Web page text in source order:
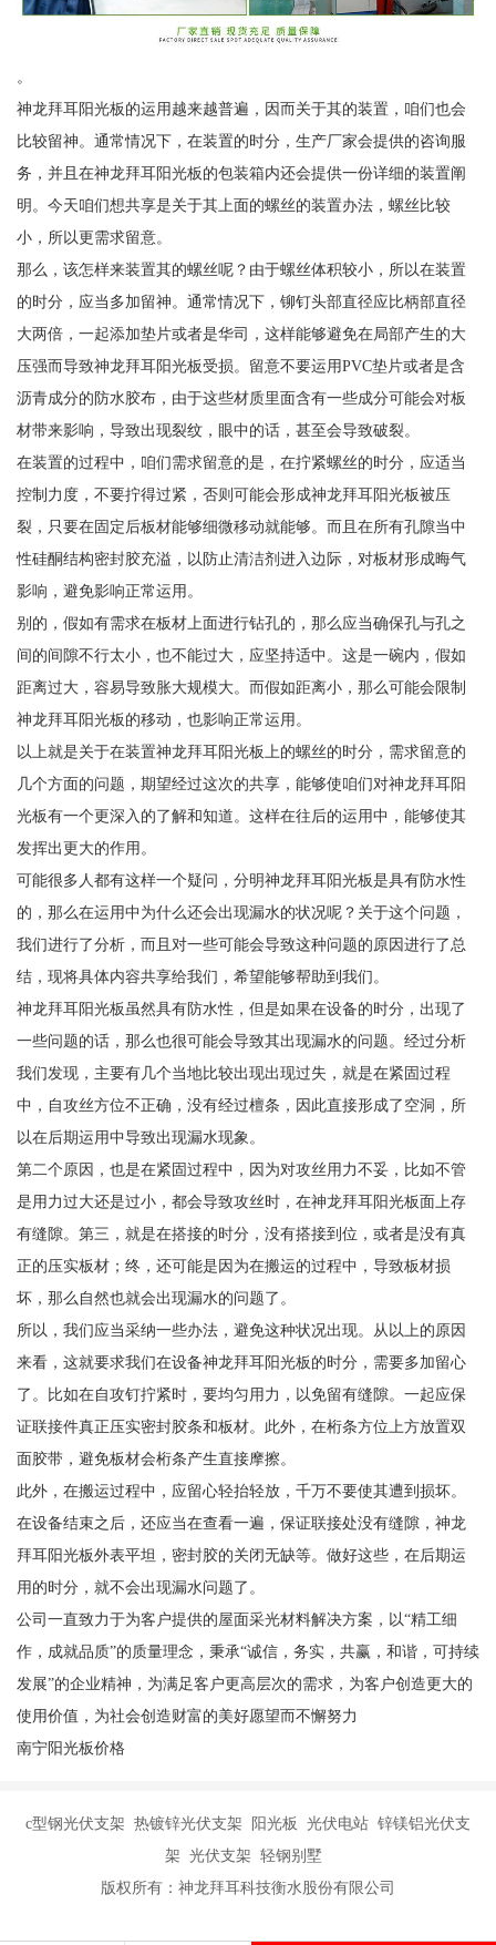
。
神龙拜耳阳光板的运用越来越普遍，因而关于其的装置，咱们也会
比较留神。通常情况下，在装置的时分，生产厂家会提供的咨询服
务，并且在神龙拜耳阳光板的包装箱内还会提供一份详细的装置阐
明。今天咱们想共享是关于其上面的螺丝的装置办法，螺丝比较
小，所以更需求留意。
那么，该怎样来装置其的螺丝呢？由于螺丝体积较小，所以在装置
的时分，应当多加留神。通常情况下，铆钉头部直径应比柄部直径
大两倍，一起添加垫片或者是华司，这样能够避免在局部产生的大
压强而导致神龙拜耳阳光板受损。留意不要运用PVC垫片或者是含
沥青成分的防水胶布，由于这些材质里面含有一些成分可能会对板
材带来影响，导致出现裂纹，眼中的话，甚至会导致破裂。
在装置的过程中，咱们需求留意的是，在拧紧螺丝的时分，应适当
控制力度，不要拧得过紧，否则可能会形成神龙拜耳阳光板被压
裂，只要在固定后板材能够细微移动就能够。而且在所有孔隙当中
性硅酮结构密封胶充溢，以防止清洁剂进入边际，对板材形成晦气
影响，避免影响正常运用。
别的，假如有需求在板材上面进行钻孔的，那么应当确保孔与孔之
间的间隙不行太小，也不能过大，应坚持适中。这是一碗内，假如
距离过大，容易导致胀大规模大。而假如距离小，那么可能会限制
神龙拜耳阳光板的移动，也影响正常运用。
以上就是关于在装置神龙拜耳阳光板上的螺丝的时分，需求留意的
几个方面的问题，期望经过这次的共享，能够使咱们对神龙拜耳阳
光板有一个更深入的了解和知道。这样在往后的运用中，能够使其
发挥出更大的作用。
可能很多人都有这样一个疑问，分明神龙拜耳阳光板是具有防水性
的，那么在运用中为什么还会出现漏水的状况呢？关于这个问题，
我们进行了分析，而且对一些可能会导致这种问题的原因进行了总
结，现将具体内容共享给我们，希望能够帮助到我们。
神龙拜耳阳光板虽然具有防水性，但是如果在设备的时分，出现了
一些问题的话，那么也很可能会导致其出现漏水的问题。经过分析
我们发现，主要有几个当地比较出现出现过失，就是在紧固过程
中，自攻丝方位不正确，没有经过檀条，因此直接形成了空洞，所
以在后期运用中导致出现漏水现象。
第二个原因，也是在紧固过程中，因为对攻丝用力不妥，比如不管
是用力过大还是过小，都会导致攻丝时，在神龙拜耳阳光板面上存
有缝隙。第三，就是在搭接的时分，没有搭接到位，或者是没有真
正的压实板材；终，还可能是因为在搬运的过程中，导致板材损
坏，那么自然也就会出现漏水的问题了。
所以，我们应当采纳一些办法，避免这种状况出现。从以上的原因
来看，这就要求我们在设备神龙拜耳阳光板的时分，需要多加留心
了。比如在自攻钉拧紧时，要均匀用力，以免留有缝隙。一起应保
证联接件真正压实密封胶条和板材。此外，在桁条方位上方放置双
面胶带，避免板材会桁条产生直接摩擦。
此外，在搬运过程中，应留心轻抬轻放，千万不要使其遭到损坏。
在设备结束之后，还应当在查看一遍，保证联接处没有缝隙，神龙
拜耳阳光板外表平坦，密封胶的关闭无缺等。做好这些，在后期运
用的时分，就不会出现漏水问题了。
公司一直致力于为客户提供的屋面采光材料解决方案，以“精工细
作，成就品质”的质量理念，秉承“诚信，务实，共赢，和谐，可持续
发展”的企业精神，为满足客户更高层次的需求，为客户创造更大的
使用价值，为社会创造财富的美好愿望而不懈努力
南宁阳光板价格
c型钢光伏支架 热镀锌光伏支架 阳光板 光伏电站 锌镁铝光伏支
架 光伏支架 轻钢别墅
版权所有：神龙拜耳科技衡水股份有限公司